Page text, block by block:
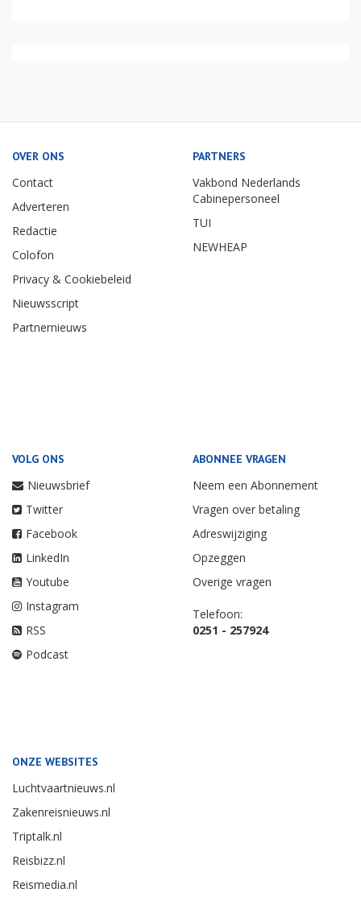
OVER ONS
Contact
Adverteren
Redactie
Colofon
Privacy & Cookiebeleid
Nieuwsscript
Partnernieuws
PARTNERS
Vakbond Nederlands
Cabinepersoneel
TUI
NEWHEAP
VOLG ONS
Nieuwsbrief
Twitter
Facebook
LinkedIn
Youtube
Instagram
RSS
Podcast
ABONNEE VRAGEN
Neem een Abonnement
Vragen over betaling
Adreswijziging
Opzeggen
Overige vragen
Telefoon:
0251 - 257924
ONZE WEBSITES
Luchtvaartnieuws.nl
Zakenreisnieuws.nl
Triptalk.nl
Reisbizz.nl
Reismedia.nl